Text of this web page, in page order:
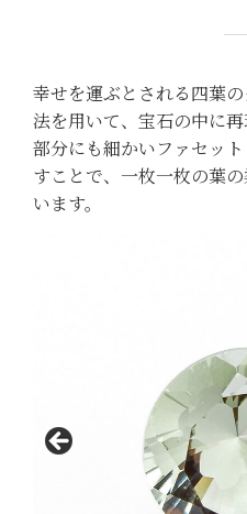
幸せを運ぶとされる四葉
法を用いて、宝石の中に
部分にも細かいファセッ
すことで、一枚一枚の葉
います。